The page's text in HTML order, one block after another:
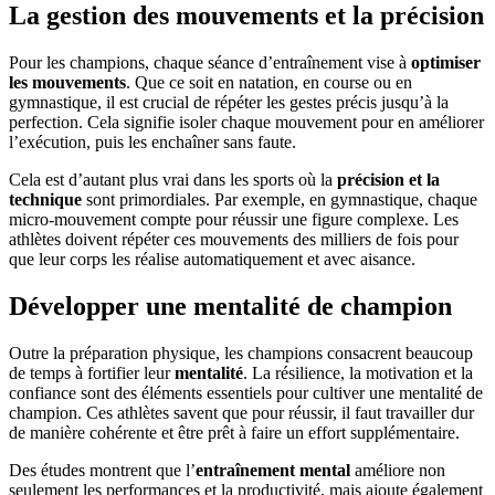
La gestion des mouvements et la précision
Pour les champions, chaque séance d’entraînement vise à optimiser
les mouvements. Que ce soit en natation, en course ou en
gymnastique, il est crucial de répéter les gestes précis jusqu’à la
perfection. Cela signifie isoler chaque mouvement pour en améliorer
l’exécution, puis les enchaîner sans faute.
Cela est d’autant plus vrai dans les sports où la précision et la
technique sont primordiales. Par exemple, en gymnastique, chaque
micro-mouvement compte pour réussir une figure complexe. Les
athlètes doivent répéter ces mouvements des milliers de fois pour
que leur corps les réalise automatiquement et avec aisance.
Développer une mentalité de champion
Outre la préparation physique, les champions consacrent beaucoup
de temps à fortifier leurmentalité. La résilience, la motivation et la
confiance sont des éléments essentiels pour cultiver une mentalité de
champion. Ces athlètes savent que pour réussir, il faut travailler dur
de manière cohérente et être prêt à faire un effort supplémentaire.
Des études montrent que l’entraînement mental améliore non
seulement les performances et la productivité, mais ajoute également